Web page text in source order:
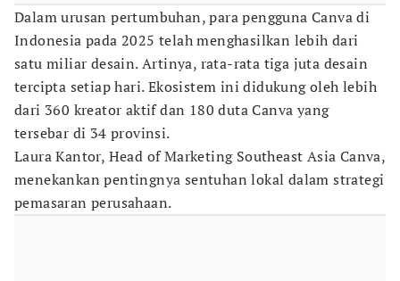
Dalam urusan pertumbuhan, para pengguna Canva di
Indonesia pada 2025 telah menghasilkan lebih dari
satu miliar desain. Artinya, rata-rata tiga juta desain
tercipta setiap hari. Ekosistem ini didukung oleh lebih
dari 360 kreator aktif dan 180 duta Canva yang
tersebar di 34 provinsi.
Laura Kantor, Head of Marketing Southeast Asia Canva,
menekankan pentingnya sentuhan lokal dalam strategi
pemasaran perusahaan.